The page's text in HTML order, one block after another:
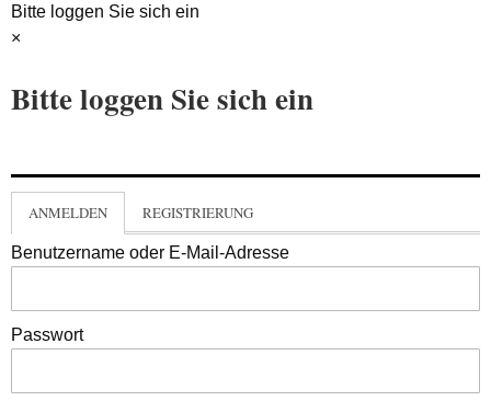
Bitte loggen Sie sich ein
×
Bitte loggen Sie sich ein
ANMELDEN REGISTRIERUNG
Benutzername oder E-Mail-Adresse
Passwort